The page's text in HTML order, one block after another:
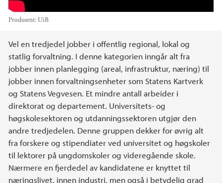
Produsent:UiB
Hovedinnhold
Vel en tredjedel jobber i offentlig regional, lokal og
statlig forvaltning. I denne kategorien inngår alt fra
jobber innen planlegging (areal, infrastruktur, næring) til
jobber innen forvaltningsenheter som Statens Kartverk
og Statens Vegvesen. Et mindre antall arbeider i
direktorat og departement. Universitets- og
høgskolesektoren og utdanningssektoren utgjør den
andre tredjedelen. Denne gruppen dekker for øvrig alt
fra forskere og stipendiater ved universitet og høgskoler
til lektorer på ungdomskoler og videregående skole.
Nærmere en fjerdedel av kandidatene er knyttet til
næringslivet, innen industri, men også i betydelig grad